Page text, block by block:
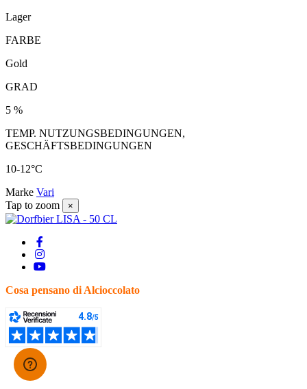
Lager
FARBE
Gold
GRAD
5 %
TEMP. NUTZUNGSBEDINGUNGEN,
GESCHÄFTSBEDINGUNGEN
10-12°C
Marke Vari
Tap to zoom
×
Cosa pensano di Alcioccolato